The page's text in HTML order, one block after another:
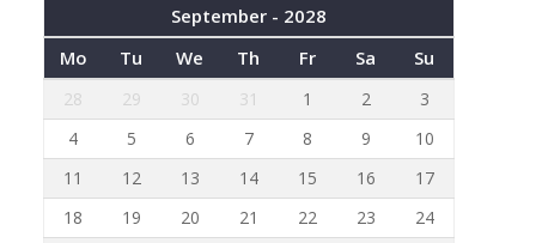
September - 2028
Mo
Tu We Th Fr Sa Su
28 29 30 31 1 2
3
4
5 6 7 8 9
10
11
12 13 14 15 16
17
18
19 20 21 22 23
24